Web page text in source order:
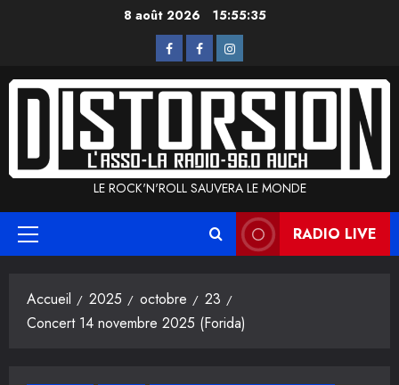
8 août 2026 15:55:36
L’Asso
La
Instagram
LE ROCK'N'ROLL SAUVERA LE MONDE
Menu
RADIO LIVE
Accueil 2025 octobre
23
Concert 14 novembre 2025 (Forida)